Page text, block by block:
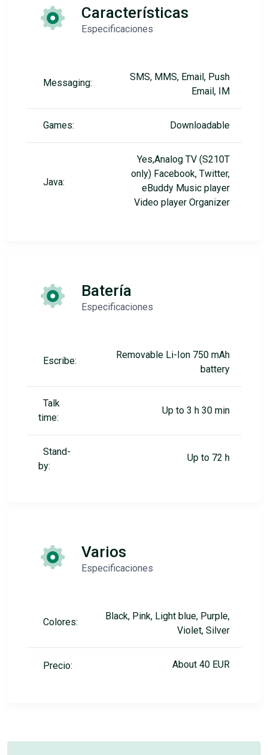
Características
Especificaciones
Messaging:
SMS, MMS, Email, Push
Email, IM
Games: Downloadable
Java:
Yes,Analog TV (S210T
only) Facebook, Twitter,
eBuddy Music player
Video player Organizer
Batería
Especificaciones
Escribe:
Removable Li-Ion 750 mAh
battery
Talk
time:
Up to 3 h 30 min
Stand-
by:
Up to 72 h
Varios
Especificaciones
Colores:
Black, Pink, Light blue, Purple,
Violet, Silver
Precio: About 40 EUR